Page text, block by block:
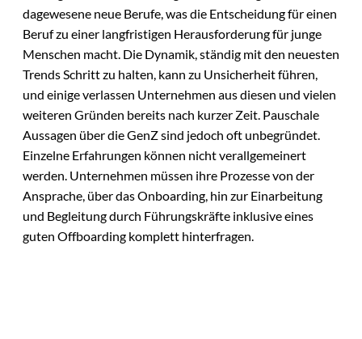
dagewesene neue Berufe, was die Entscheidung für einen
Beruf zu einer langfristigen Herausforderung für junge
Menschen macht. Die Dynamik, ständig mit den neuesten
Trends Schritt zu halten, kann zu Unsicherheit führen,
und einige verlassen Unternehmen aus diesen und vielen
weiteren Gründen bereits nach kurzer Zeit. Pauschale
Aussagen über die GenZ sind jedoch oft unbegründet.
Einzelne Erfahrungen können nicht verallgemeinert
werden. Unternehmen müssen ihre Prozesse von der
Ansprache, über das Onboarding, hin zur Einarbeitung
und Begleitung durch Führungskräfte inklusive eines
guten Offboarding komplett hinterfragen.